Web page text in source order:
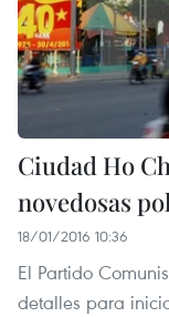
Ciudad Ho
novedosas
18/01/2016 10:36
El Partido
detalles para